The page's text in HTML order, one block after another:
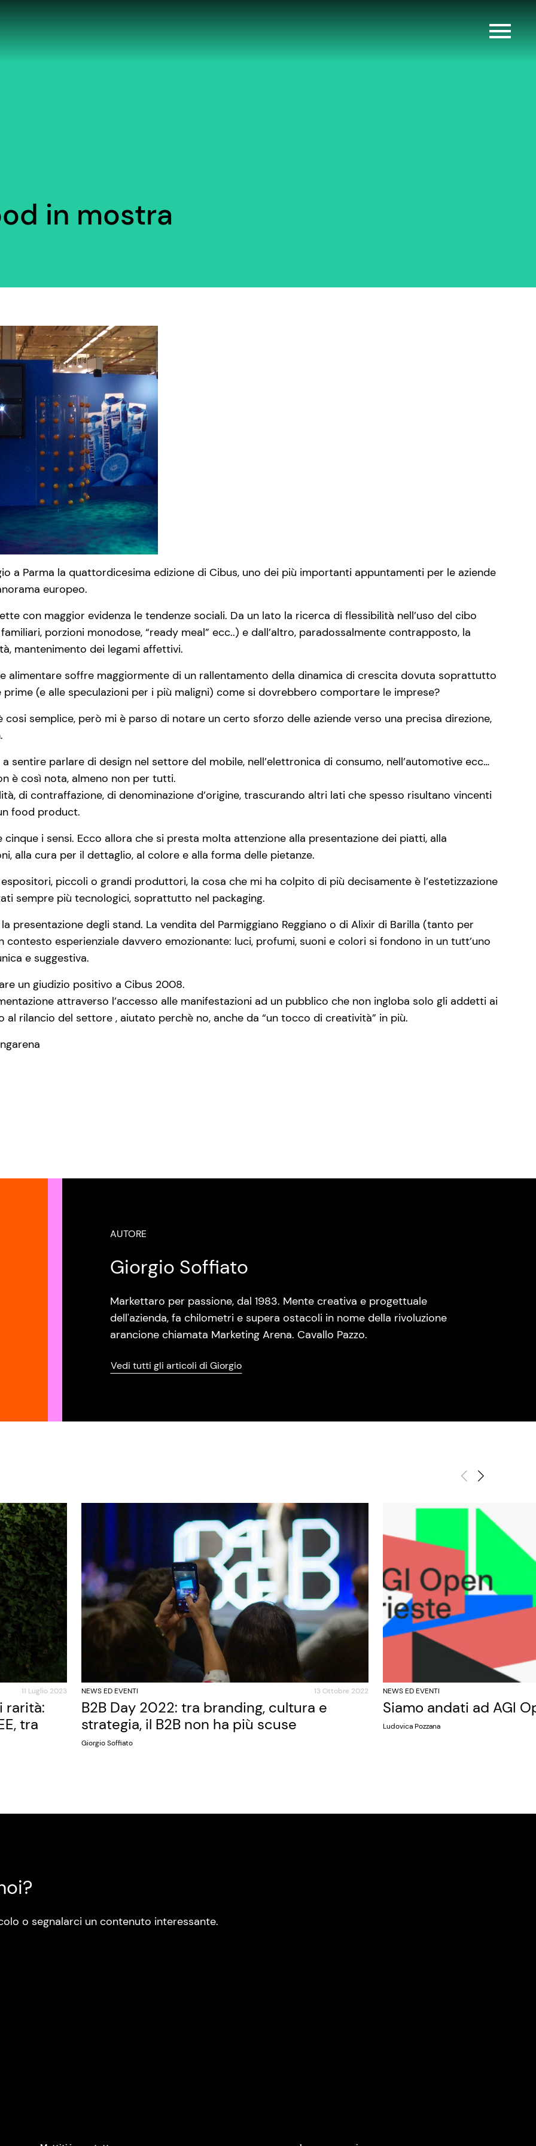
in mostra
a Parma la quattordicesima edizione di Cibus, uno dei più importanti appuntamenti per le aziende
europeo.
con maggior evidenza le tendenze sociali. Da un lato la ricerca di flessibilità nell’uso del cibo
porzioni monodose, “ready meal” ecc..) e dall’altro, paradossalmente contrapposto, la
mantenimento dei legami affettivi.
alimentare soffre maggiormente di un rallentamento della dinamica di crescita dovuta soprattutto
(e alle speculazioni per i più maligni) come si dovrebbero comportare le imprese?
cosi semplice, però mi è parso di notare un certo sforzo delle aziende verso una precisa direzione,
sentire parlare di design nel settore del mobile, nell’elettronica di consumo, nell’automotive ecc…
è così nota, almeno non per tutti.
di contraffazione, di denominazione d’origine, trascurando altri lati che spesso risultano vincenti
food product.
i sensi. Ecco allora che si presta molta attenzione alla presentazione dei piatti, alla
alla cura per il dettaglio, al colore e alla forma delle pietanze.
piccoli o grandi produttori, la cosa che mi ha colpito di più decisamente è l’estetizzazione
sempre più tecnologici, soprattutto nel packaging.
presentazione degli stand. La vendita del Parmiggiano Reggiano o di Alixir di Barilla (tanto per
contesto esperienziale davvero emozionante: luci, profumi, suoni e colori si fondono in un tutt’uno
e suggestiva.
un giudizio positivo a Cibus 2008.
attraverso l’accesso alle manifestazioni ad un pubblico che non ingloba solo gli addetti ai
al rilancio del settore , aiutato perchè no, anche da “un tocco di creatività” in più.
AUTORE
Giorgio Soffiato
Markettaro per passione, dal 1983. Mente creativa e progettuale
dell'azienda, fa chilometri e supera ostacoli in nome della rivoluzione
arancione chiamata Marketing Arena. Cavallo Pazzo.
Vedi tutti gli articoli di Giorgio
11 Luglio 2023
rarità:
tra
NEWS ED EVENTI 13 Ottobre 2022
B2B Day 2022: tra branding, cultura e
strategia, il B2B non ha più scuse
Giorgio Soffiato
NEWS ED EVENTI
Siamo andati ad AGI
Ludovica Pozzana
o segnalarci un contenuto interessante.